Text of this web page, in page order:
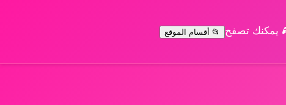
يمكنك تصفح 📂 أقسام الموقع